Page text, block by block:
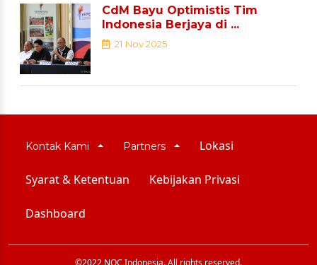
CdM Bayu Optimistis Tim
Indonesia Berjaya di ...
21 Nov 2025
Kontak Kami Partners Lokasi
Syarat & Ketentuan Kebijakan Privasi
Dashboard
©2022 NOC Indonesia. All rights reserved.